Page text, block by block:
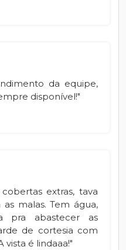
da equipe,
disponível!"
extras, tava
malas. Tem água,
pra abastecer as
de cortesia com
vista é lindaaa!"